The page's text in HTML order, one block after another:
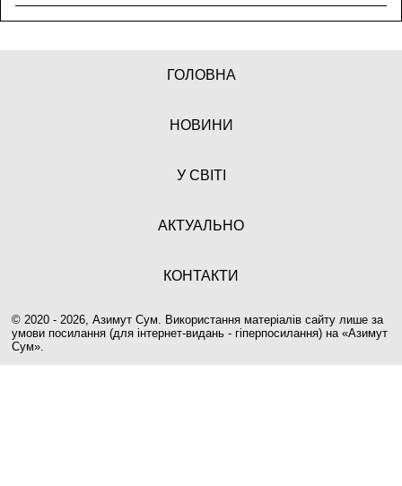
ГОЛОВНА
НОВИНИ
У СВІТІ
АКТУАЛЬНО
КОНТАКТИ
© 2020 - 2026, Азимут Сум. Використання матеріалів сайту лише за
умови посилання (для інтернет-видань - гіперпосилання) на «Азимут
Сум».